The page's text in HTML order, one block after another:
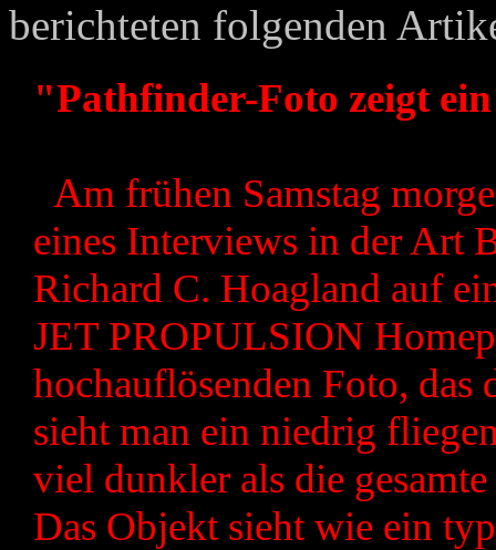
berichteten folgenden
"Pathfinder-Foto zeigt
Am frühen Samstag
eines Interviews in der Art
Richard C. Hoagland auf
JET PROPULSION
hochauflösenden Foto, das
sieht man ein niedrig
viel dunkler als die
Das Objekt sieht wie ein